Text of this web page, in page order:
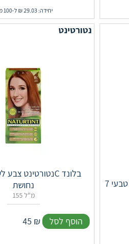
יחידה: 29.03 ₪ ל-100 מ"ל
7
נטורטינט
נחושת
155 מ"ל
45 ₪ הוסף לסל